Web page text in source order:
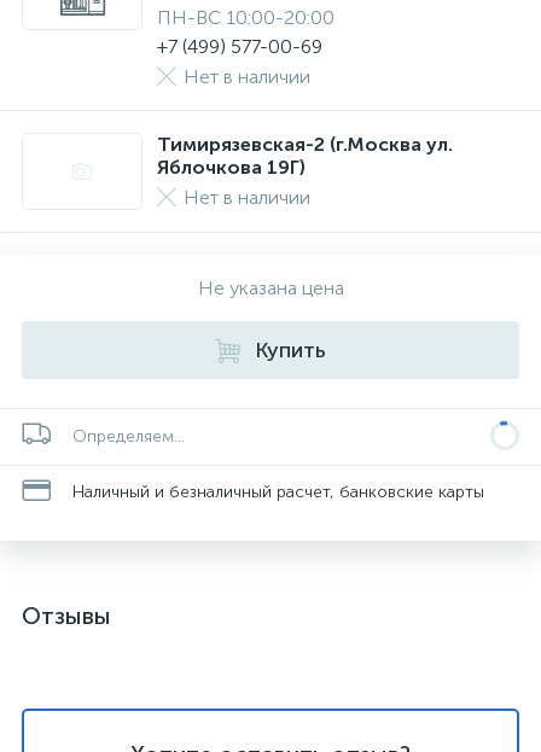
ПН-ВС 10:00-20:00
+7 (499) 577-00-69
Нет в наличии
Тимирязевская-2 (г.Москва ул.
Яблочкова 19Г)
Нет в наличии
Не указана цена
Купить
Определяем...
Наличный и безналичный расчет, банковские карты
Отзывы